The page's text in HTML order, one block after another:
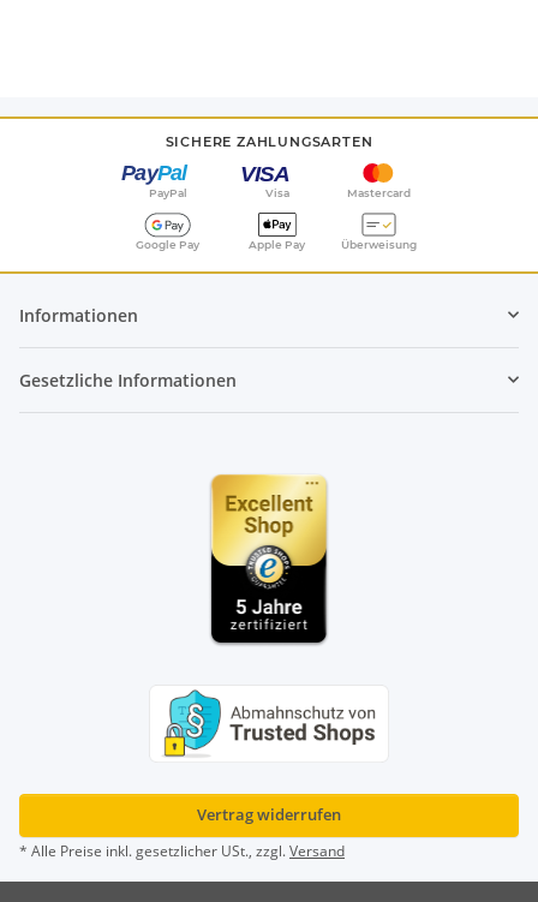
SICHERE ZAHLUNGSARTEN
PayPal Visa Mastercard
Google Pay Apple Pay Überweisung
Informationen
Gesetzliche Informationen
Vertrag widerrufen
* Alle Preise inkl. gesetzlicher USt., zzgl.Versand